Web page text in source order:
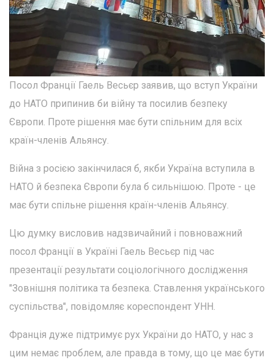
Посол Франції Гаель Весьєр заявив, що вступ України
до НАТО припинив би війну та посилив безпеку
Європи. Проте рішення має бути спільним для всіх
країн-членів Альянсу.
Війна з росією закінчилася б, якби Україна вступила в
НАТО й безпека Європи була б сильнішою. Проте - це
має бути спільне рішення країн-членів Альянсу.
Цю думку висловив надзвичайний і повноважний
посол Франції в Україні Гаель Весьєр під час
презентації результати соціологічного дослідження
"Зовнішня політика та безпека. Ставлення українського
суспільства", повідомляє кореспондент УНН.
Франція дуже підтримує рух України до НАТО, у нас з
цим немає проблем, але правда в тому, що це має бути